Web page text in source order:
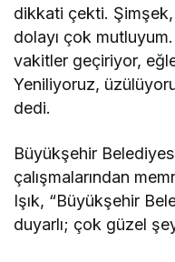
dikkati çekti.
dolayı çok
vakitler geçiriyor,
Yeniliyoruz,
dedi.
Büyükşehir
çalışmalarından
Işık, “Büyükşehir
duyarlı; çok güzel